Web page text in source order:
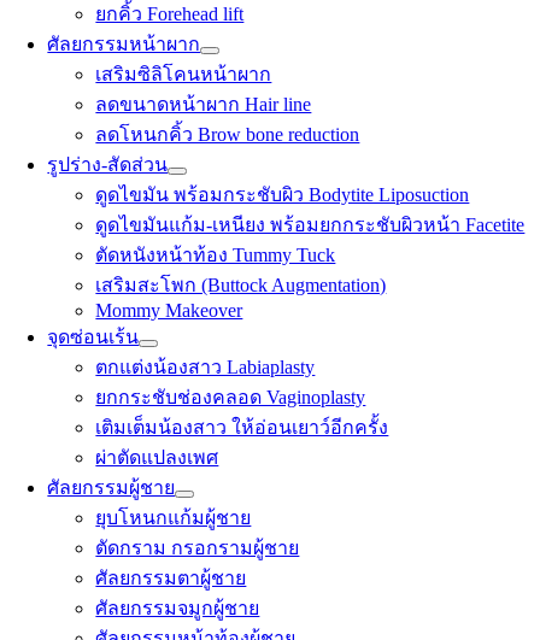
ยกคิ้ว Forehead lift
ศัลยกรรมหน้าผาก
เสริมซิลิโคนหน้าผาก
ลดขนาดหน้าผาก Hair line
ลดโหนกคิ้ว Brow bone reduction
รูปร่าง-สัดส่วน
ดูดไขมัน พร้อมกระชับผิว Bodytite Liposuction
ดูดไขมันแก้ม-เหนียง พร้อมยกกระชับผิวหน้า Facetite
ตัดหนังหน้าท้อง Tummy Tuck
เสริมสะโพก (Buttock Augmentation)
Mommy Makeover
จุดซ่อนเร้น
ตกแต่งน้องสาว Labiaplasty
ยกกระชับช่องคลอด Vaginoplasty
เติมเต็มน้องสาว ให้อ่อนเยาว์อีกครั้ง
ผ่าตัดแปลงเพศ
ศัลยกรรมผู้ชาย
ยุบโหนกแก้มผู้ชาย
ตัดกราม กรอกรามผู้ชาย
ศัลยกรรมตาผู้ชาย
ศัลยกรรมจมูกผู้ชาย